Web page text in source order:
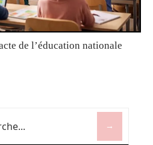
de l’éducation nationale